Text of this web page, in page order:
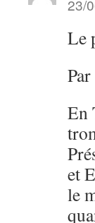
23/
Le
En
et
le